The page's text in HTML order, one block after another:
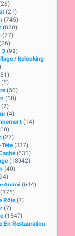
(21)
(745)
(820)
(77)
(26)
3 (98)
/ Relooking
(5)
(50)
(18)
(9)
(4)
(14)
(27)
Tête (337)
(531)
(18042)
(40)
Animé (644)
(375)
Rôle (3)
(7)
(1547)
En Restauration